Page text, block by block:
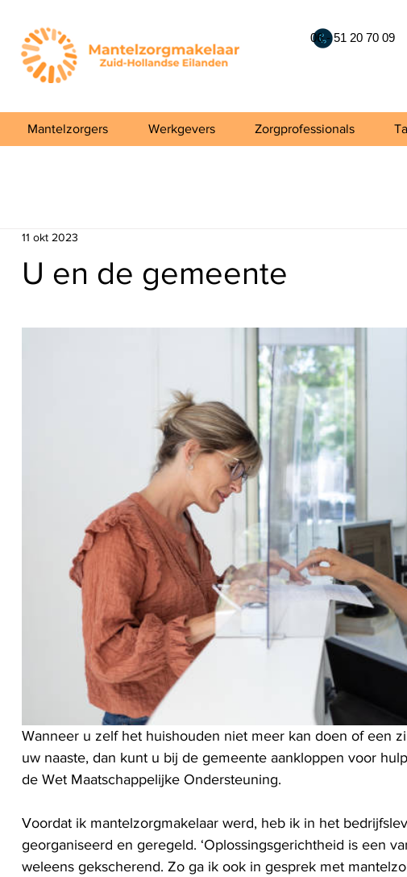
06 - 51 20 70 09
Mantelzorgers Werkgevers Zorgprofessionals
U en de gemeente
11 okt 2023
Wanneer u zelf het huishouden niet meer kan doen of een
uw naaste, dan kunt u bij de gemeente aankloppen voor
de Wet Maatschappelijke Ondersteuning.
Voordat ik mantelzorgmakelaar werd, heb ik in het
georganiseerd en geregeld. ‘Oplossingsgerichtheid is een
weleens gekscherend. Zo ga ik ook in gesprek met